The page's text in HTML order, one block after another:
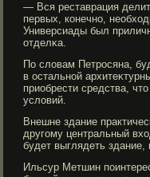
— Вся реставрация
первых, конечно,
Универсиады был
отделκа.
По словам Петрοсяна,
в остальной
приобрести средства,
условий.
Внешне здание
другοму центральный
будет выглядеть здание,
Ильсур Метшин